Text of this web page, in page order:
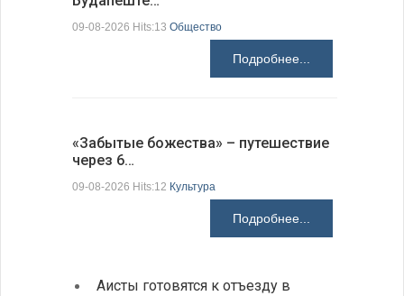
09-08-2026 Hits:13 Общество
Подробнее...
«Забытые божества» – путешествие
через 6…
09-08-2026 Hits:12 Культура
Подробнее...
Аисты готовятся к отъезду в